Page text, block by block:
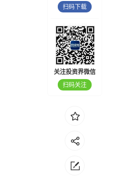
扫码下载
关注投资界微信
扫码关注